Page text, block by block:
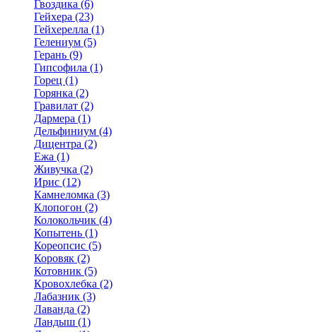
Гвоздика (6)
Гейхера (23)
Гейхерелла (1)
Гелениум (5)
Герань (9)
Гипсофила (1)
Горец (1)
Горянка (2)
Гравилат (2)
Дармера (1)
Дельфиниум (4)
Дицентра (2)
Ежа (1)
Живучка (2)
Ирис (12)
Камнеломка (3)
Клопогон (2)
Колокольчик (4)
Копытень (1)
Кореопсис (5)
Коровяк (2)
Котовник (5)
Кровохлебка (2)
Лабазник (3)
Лаванда (2)
Ландыш (1)